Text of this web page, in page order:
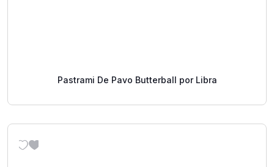
Pastrami De Pavo Butterball por Libra